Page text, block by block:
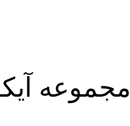
مجموعه